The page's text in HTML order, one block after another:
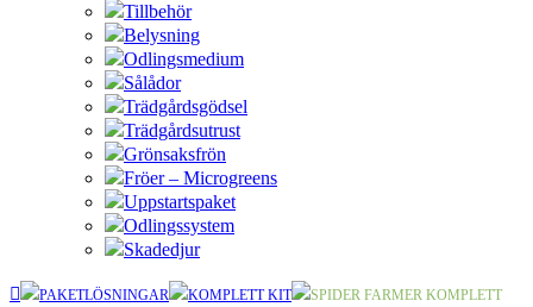
Tillbehör
Belysning
Odlingsmedium
Sålådor
Trädgårdsgödsel
Trädgårdsutrust
Grönsaksfrön
Fröer – Microgreens
Uppstartspaket
Odlingssystem
Skadedjur
PAKETLÖSNINGAR KOMPLETT KIT
SPIDER FARMER KOMPLETT